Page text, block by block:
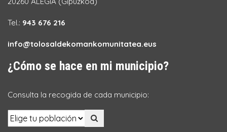
Tel.: 943 676 216
info@tolosaldekomankomunitatea.eus
¿Cómo se hace en mi municipio?
Consulta la recogida de cada municipio: